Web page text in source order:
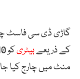
گاڑی ڈی سی فاسٹ
کے ذریعےبیٹری
منٹ میں چارج کیا